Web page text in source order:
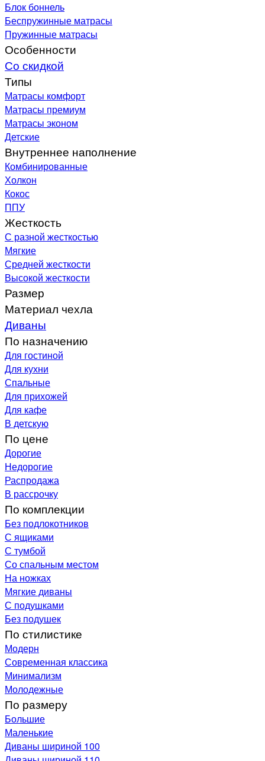
Блок боннель
Беспружинные матрасы
Пружинные матрасы
Особенности
Со скидкой
Типы
Матрасы комфорт
Матрасы премиум
Матрасы эконом
Детские
Внутреннее наполнение
Комбинированные
Холкон
Кокос
ППУ
Жесткость
С разной жесткостью
Мягкие
Средней жесткости
Высокой жесткости
Размер
Материал чехла
Диваны
По назначению
Для гостиной
Для кухни
Спальные
Для прихожей
Для кафе
В детскую
По цене
Дорогие
Недорогие
Распродажа
В рассрочку
По комплекции
Без подлокотников
С ящиками
С тумбой
Со спальным местом
На ножках
Мягкие диваны
С подушками
Без подушек
По стилистике
Модерн
Современная классика
Минимализм
Молодежные
По размеру
Большие
Маленькие
Диваны шириной 100